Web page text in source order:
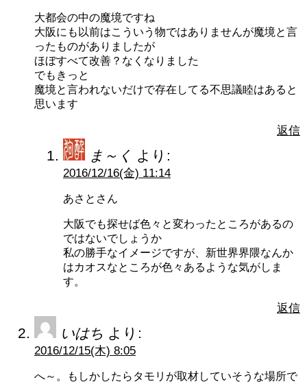
大都会の中の魔境ですね
大阪にも以前はこういう物ではありませんが魔境と言
ったものがありましたが
ほぼすべて改善？なくなりました
でもきっと
魔境と言われないだけで存在してる不思議睦はあると
思います
返信
ま～く より:
2016/12/16(金) 11:14
あさとさん
大阪でも探せば色々と変わったところがあるの
ではないでしょうか
私の勝手なイメージですが、新世界界隈なんか
はカオスなところが色々あるような気がしま
す。
返信
いはち より:
2016/12/15(木) 8:05
へ～。もしかしたらタモリが取材していそうな場所で